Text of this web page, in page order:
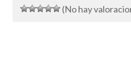
(No hay